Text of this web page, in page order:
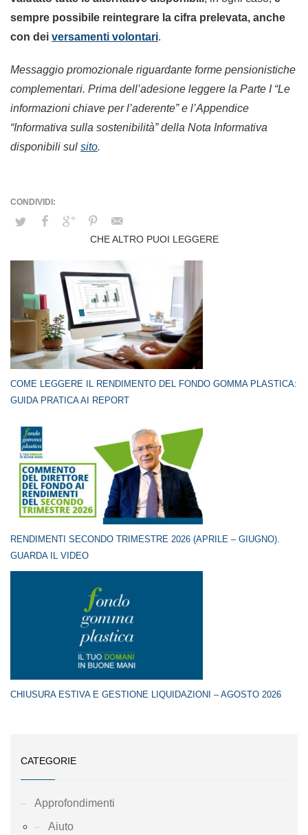
sempre possibile reintegrare la cifra prelevata, anche
con dei versamenti volontari.
Messaggio promozionale riguardante forme pensionistiche
complementari. Prima dell’adesione leggere la Parte I “Le
informazioni chiave per l’aderente” e l’Appendice
“Informativa sulla sostenibilità” della Nota Informativa
disponibili sul sito.
CHE ALTRO PUOI LEGGERE
COME LEGGERE IL RENDIMENTO DEL FONDO GOMMA PLASTICA:
GUIDA PRATICA AI REPORT
RENDIMENTI SECONDO TRIMESTRE 2026 (APRILE – GIUGNO).
GUARDA IL VIDEO
CHIUSURA ESTIVA E GESTIONE LIQUIDAZIONI – AGOSTO 2026
CATEGORIE
Approfondimenti
Aiuto